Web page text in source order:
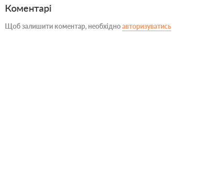
Коментарі
Щоб залишити коментар, необхідноавторизуватись